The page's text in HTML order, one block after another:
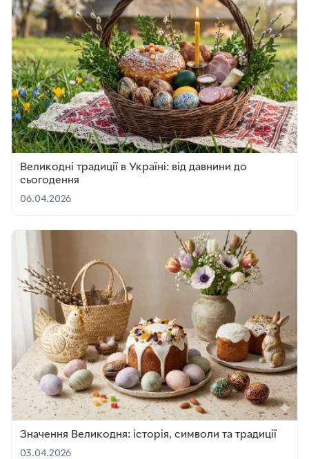
Великодні традиції в Україні: від давнини до
сьогодення
06.04.2026
Значення Великодня: історія, символи та традиції
03.04.2026